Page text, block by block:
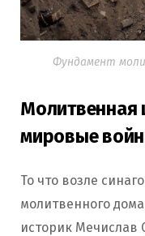
Фундамент
Молитвенная
мировые
То что возле
молитвенного
историк Мечислав